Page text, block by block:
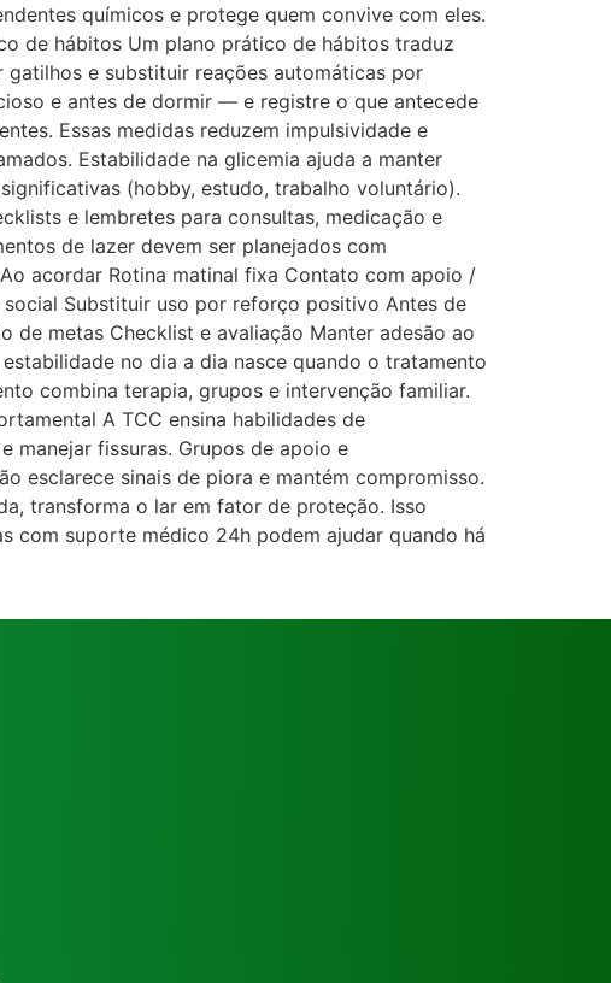
químicos e protege quem convive com eles.
de hábitos Um plano prático de hábitos traduz
gatilhos e substituir reações automáticas por
e antes de dormir — e registre o que antecede
Essas medidas reduzem impulsividade e
Estabilidade na glicemia ajuda a manter
(hobby, estudo, trabalho voluntário).
e lembretes para consultas, medicação e
de lazer devem ser planejados com
acordar Rotina matinal fixa Contato com apoio /
Substituir uso por reforço positivo Antes de
de metas Checklist e avaliação Manter adesão ao
no dia a dia nasce quando o tratamento
combina terapia, grupos e intervenção familiar.
A TCC ensina habilidades de
manejar fissuras. Grupos de apoio e
esclarece sinais de piora e mantém compromisso.
transforma o lar em fator de proteção. Isso
com suporte médico 24h podem ajudar quando há